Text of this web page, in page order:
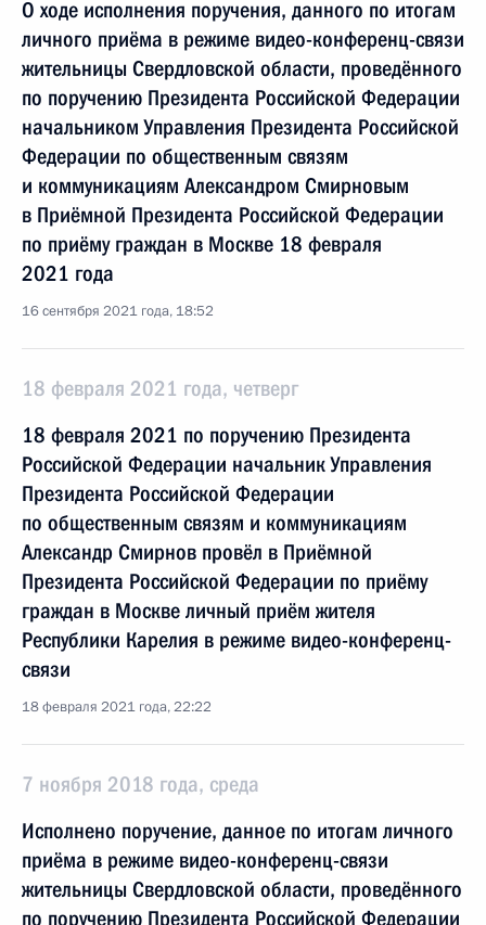
О ходе исполнения поручения, данного по итогам
личного приёма в режиме видео-конференц-связи
жительницы Свердловской области, проведённого
по поручению Президента Российской Федерации
начальником Управления Президента Российской
Федерации по общественным связям
и коммуникациям Александром Смирновым
в Приёмной Президента Российской Федерации
по приёму граждан в Москве 18 февраля
2021 года
16 сентября 2021 года, 18:52
18 февраля 2021 года, четверг
18 февраля 2021 по поручению Президента
Российской Федерации начальник Управления
Президента Российской Федерации
по общественным связям и коммуникациям
Александр Смирнов провёл в Приёмной
Президента Российской Федерации по приёму
граждан в Москве личный приём жителя
Республики Карелия в режиме видео-конференц-
связи
18 февраля 2021 года, 22:22
7 ноября 2018 года, среда
Исполнено поручение, данное по итогам личного
приёма в режиме видео-конференц-связи
жительницы Свердловской области, проведённого
по поручению Президента Российской Федерации